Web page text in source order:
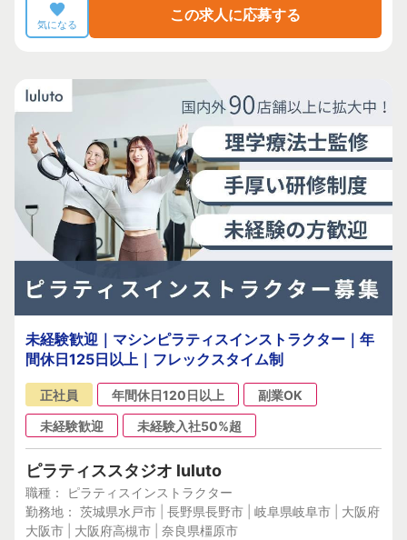
気になる
この求人に応募する
未経験歓迎｜マシンピラティスインストラクター｜年
間休日125日以上｜フレックスタイム制
正社員 年間休日120日以上
副業OK
未経験歓迎
未経験入社50%超
ピラティススタジオ luluto
職種： ピラティスインストラクター
勤務地： 茨城県水戸市 | 長野県長野市 | 岐阜県岐阜市 | 大阪府
大阪市 | 大阪府高槻市 | 奈良県橿原市